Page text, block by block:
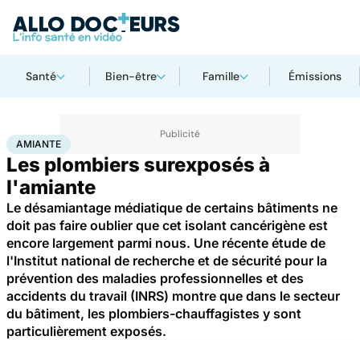
Santé Bien-être Famille Émissions
AccueilSanté
AMIANTE
Les plombiers surexposés à
l'amiante
Le désamiantage médiatique de certains bâtiments ne
doit pas faire oublier que cet isolant cancérigène est
encore largement parmi nous. Une récente étude de
l'Institut national de recherche et de sécurité pour la
prévention des maladies professionnelles et des
accidents du travail (INRS) montre que dans le secteur
du bâtiment, les plombiers-chauffagistes y sont
particulièrement exposés.